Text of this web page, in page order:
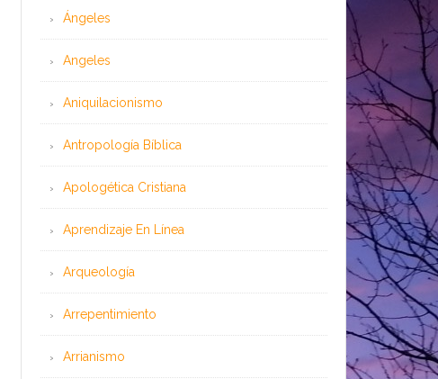
Ángeles
Angeles
Aniquilacionismo
Antropología Bíblica
Apologética Cristiana
Aprendizaje En Línea
Arqueología
Arrepentimiento
Arrianismo